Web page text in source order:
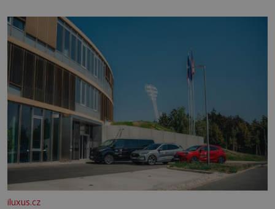
času tráví na zemi, kde sbírá zbytky semínek Jeho
domovinou je prakticky celá Austrálie s výjimkou
pobřežní oblasti.
iluxus.cz